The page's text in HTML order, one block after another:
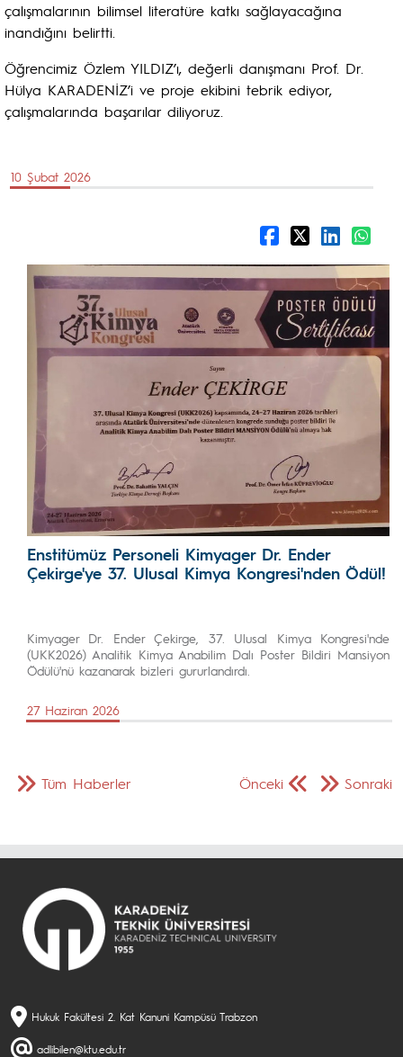
çalışmalarının bilimsel literatüre katkı sağlayacağına
inandığını belirtti.
Öğrencimiz Özlem YILDIZ’ı, değerli danışmanı Prof. Dr.
Hülya KARADENİZ’i ve proje ekibini tebrik ediyor,
çalışmalarında başarılar diliyoruz.
10 Şubat 2026
Enstitümüz Personeli Kimyager Dr. Ender
Çekirge'ye 37. Ulusal Kimya Kongresi'nden Ödül!
Kimyager Dr. Ender Çekirge, 37. Ulusal Kimya Kongresi'nde
(UKK2026) Analitik Kimya Anabilim Dalı Poster Bildiri Mansiyon
Ödülü'nü kazanarak bizleri gururlandırdı.
27 Haziran 2026
Önceki Sonraki
Tüm Haberler
Hukuk Fakültesi 2. Kat Kanuni Kampüsü Trabzon
adlibilen@ktu.edu.tr